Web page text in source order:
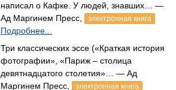
написал о Кафке. У людей, знавших… —
Ад Маргинем Пресс,
электронная книга
Подробнее...
Три классических эссе («Краткая история
фотографии», «Париж – столица
девятнадцатого столетия»… — Ад
Маргинем Пресс,
электронная книга